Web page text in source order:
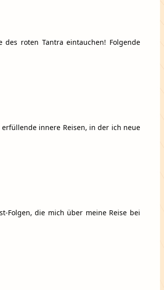
roten Tantra eintauchen! Folgende
innere Reisen, in der ich neue
Folgen, die mich über meine Reise bei